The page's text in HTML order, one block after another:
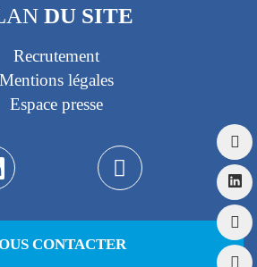
DU SITE
Recrutement
Mentions légales
Espace presse
CONTACTER